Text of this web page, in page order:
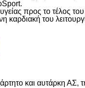
προς το τέλος
του
και αυτάρκη ΑΣ,